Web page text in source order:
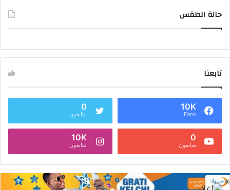
حالة الطقس
تابعنا
10K
Fans
0
متابعون
0
متابعون
10K
متابعون